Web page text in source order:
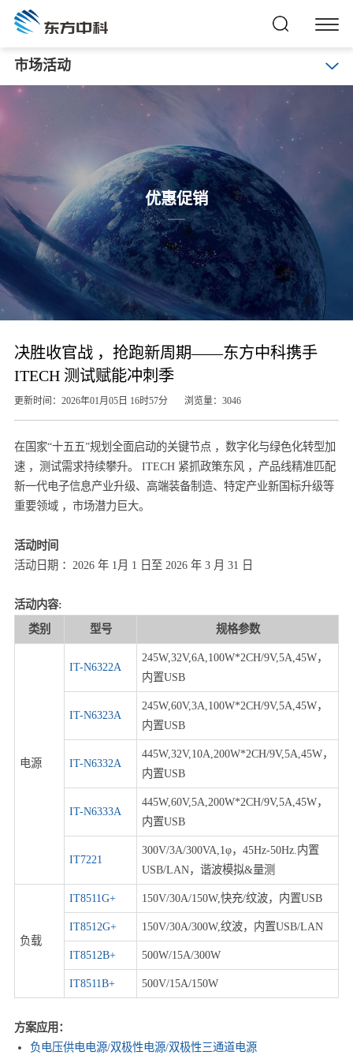
市场活动
优惠促销
决胜收官战 ，抢跑新周期——东方中科携手
ITECH 测试赋能冲刺季
更新时间：2026年01月05日 16时57分 浏览量：3046
在国家“十五五”规划全面启动的关键节点 ，数字化与绿色化转型加
速 ，测试需求持续攀升。 ITECH 紧抓政策东风 ，产品线精准匹配
新一代电子信息产业升级、高端装备制造、特定产业新国标升级等
重要领域 ，市场潜力巨大。
活动时间
活动日期 ：2026 年 1月 1 日至 2026 年 3 月 31 日
活动内容:
类别
型号 规格参数
电源
IT-N6322A
245W,32V,6A,100W*2CH/9V,5A,45W，
内置USB
IT-N6323A
245W,60V,3A,100W*2CH/9V,5A,45W，
内置USB
IT-N6332A
445W,32V,10A,200W*2CH/9V,5A,45W，
内置USB
IT-N6333A
445W,60V,5A,200W*2CH/9V,5A,45W，
内置USB
IT7221
300V/3A/300VA,1φ，45Hz-50Hz.内置
USB/LAN，谐波模拟&量测
负载
IT8511G+ 150V/30A/150W,快充/纹波，内置USB
IT8512G+ 150V/30A/300W,纹波，内置USB/LAN
IT8512B+ 500W/15A/300W
IT8511B+ 500V/15A/150W
方案应用：
负电压供电电源/双极性电源/双极性三通道电源